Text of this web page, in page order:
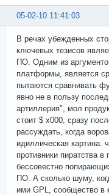
05-02-10 11:41:03
В речах убежденных
ключевых тезисов
ПО. Одним из
платформы, является
пытаются сравнивать
явно не в пользу
артиллерия", мол
стоит $ х000, сразу
рассуждать, когда
идиллическая картина:
противники пиратства
бессовестно
ПО. А сколько шуму,
ими GPL, сообщество